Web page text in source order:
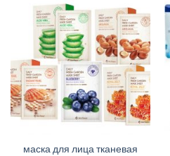
маска для лица тканевая